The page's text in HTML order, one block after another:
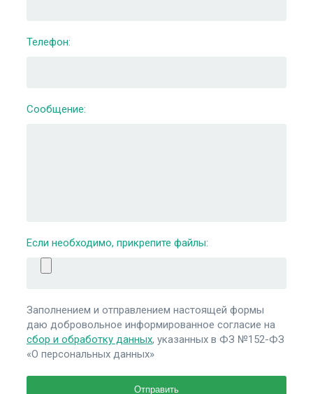
Телефон:
Сообщение:
Если необходимо, прикрепите файлы:
Заполнением и отправлением настоящей формы
даю добровольное информированное согласие на
сбор и обработку данных, указанных в ФЗ №152-ФЗ
«О персональных данных»